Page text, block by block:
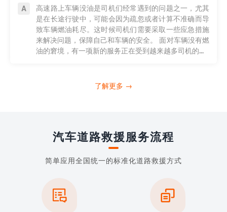
高速路上车辆没油是司机们经常遇到的问题之一，尤其
是在长途行驶中，可能会因为疏忽或者计算不准确而导
致车辆燃油耗尽。这时候司机们需要采取一些应急措施
来解决问题，保障自己和车辆的安全。 面对车辆没有燃
油的窘境，有一项新的服务正在受到越来越多司机的...
了解更多 →
汽车道路救援服务流程
简单应用全国统一的标准化道路救援方式
 